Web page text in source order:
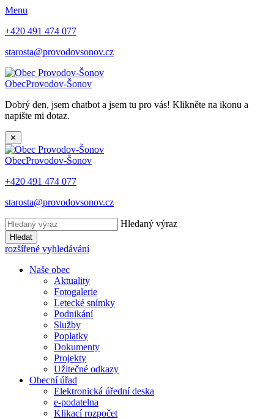
Menu
+420 491 474 077
starosta@provodovsonov.cz
ObecProvodov-Šonov
Dobrý den, jsem chatbot a jsem tu pro vás! Klikněte na ikonu a
napište mi dotaz.
✕
ObecProvodov-Šonov
+420 491 474 077
starosta@provodovsonov.cz
Hledaný výraz
Hledat
rozšířené vyhledávání
Naše obec
Aktuality
Fotogalerie
Letecké snímky
Podnikání
Služby
Poplatky
Dokumenty
Projekty
Užitečné odkazy
Obecní úřad
Elektronická úřední deska
e-podatelna
Klikací rozpočet